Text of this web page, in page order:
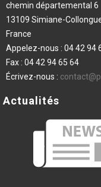
chemin départemental 6
13109 Simiane-
France
Appelez-nous : 04 42 94
Fax : 04 42 94 65 64
Écrivez-nous :
Actualités